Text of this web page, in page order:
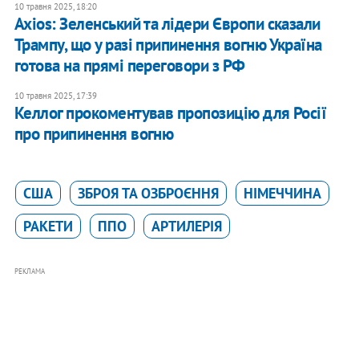
10 травня 2025, 18:20
Axios: Зеленський та лідери Європи сказали
Трампу, що у разі припинення вогню Україна
готова на прямі переговори з РФ
10 травня 2025, 17:39
Келлог прокоментував пропозицію для Росії
про припинення вогню
США ЗБРОЯ ТА ОЗБРОЄННЯ
НІМЕЧЧИНА
РАКЕТИ
ППО АРТИЛЕРІЯ
РЕКЛАМА